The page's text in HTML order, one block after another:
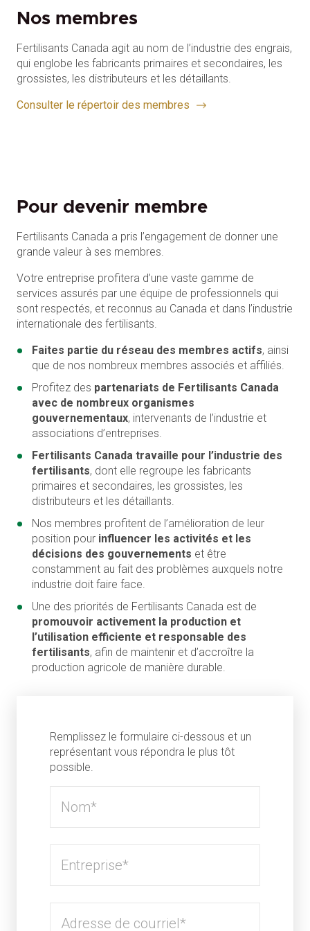
Nos membres
Fertilisants Canada agit au nom de l’industrie des engrais,
qui englobe les fabricants primaires et secondaires, les
grossistes, les distributeurs et les détaillants.
Consulter le répertoir des membres
Pour devenir membre
Fertilisants Canada a pris l’engagement de donner une
grande valeur à ses membres.
Votre entreprise profitera d’une vaste gamme de
services assurés par une équipe de professionnels qui
sont respectés, et reconnus au Canada et dans l’industrie
internationale des fertilisants.
Faites partie du réseau des membres actifs, ainsi
que de nos nombreux membres associés et affiliés.
Profitez des partenariats de Fertilisants Canada
avec de nombreux organismes
gouvernementaux, intervenants de l’industrie et
associations d’entreprises.
Fertilisants Canada travaille pour l’industrie des
fertilisants, dont elle regroupe les fabricants
primaires et secondaires, les grossistes, les
distributeurs et les détaillants.
Nos membres profitent de l’amélioration de leur
position pour influencer les activités et les
décisions des gouvernements et être
constamment au fait des problèmes auxquels notre
industrie doit faire face.
Une des priorités de Fertilisants Canada est de
promouvoir activement la production et
l’utilisation efficiente et responsable des
fertilisants, afin de maintenir et d’accroître la
production agricole de manière durable.
Remplissez le formulaire ci-dessous et un
représentant vous répondra le plus tôt
possible.
n’est
des